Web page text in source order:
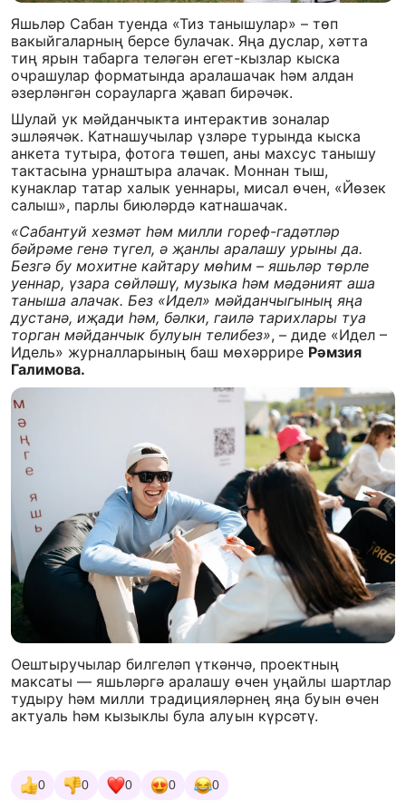
Яшьләр Сабан туенда «Тиз танышулар» – төп
вакыйгаларның берсе булачак. Яңа дуслар, хәтта
тиң ярын табарга теләгән егет-кызлар кыска
очрашулар форматында аралашачак һәм алдан
әзерләнгән сорауларга җавап бирәчәк.
Шулай ук мәйданчыкта интерактив зоналар
эшләячәк. Катнашучылар үзләре турында кыска
анкета тутыра, фотога төшеп, аны махсус танышу
тактасына урнаштыра алачак. Моннан тыш,
кунаклар татар халык уеннары, мисал өчен, «Йөзек
салыш», парлы биюләрдә катнашачак.
«Сабантуй хезмәт һәм милли гореф-гадәтләр
бәйрәме генә түгел, ә җанлы аралашу урыны да.
Безгә бу мохитне кайтару мөһим – яшьләр төрле
уеннар, үзара сөйләшү, музыка һәм мәдәният аша
таныша алачак. Без «Идел» мәйданчыгының яңа
дустанә, иҗади һәм, бәлки, гаилә тарихлары туа
торган мәйданчык булуын телибез», – диде «Идел –
Идель» журналларының баш мөхәррире Рәмзия
Галимова.
Оештыручылар билгеләп үткәнчә, проектның
максаты — яшьләргә аралашу өчен уңайлы шартлар
тудыру һәм милли традицияләрнең яңа буын өчен
актуаль һәм кызыклы була алуын күрсәтү.
0 0 0 0 0